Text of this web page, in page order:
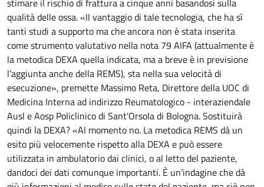
stimare il rischio di frattura a cinque anni basandosi sulla
qualità delle ossa. «Il vantaggio di tale tecnologia, che ha sì
tanti studi a supporto ma che ancora non è stata inserita
come strumento valutativo nella nota 79 AIFA (attualmente è
la metodica DEXA quella indicata, ma a breve è in previsione
l’aggiunta anche della REMS), sta nella sua velocità di
esecuzione», premette Massimo Reta, Direttore della UOC di
Medicina Interna ad indirizzo Reumatologico - interaziendale
Ausl e Aosp Policlinico di Sant'Orsola di Bologna. Sostituirà
quindi la DEXA? «Al momento no. La metodica REMS dà un
esito più velocemente rispetto alla DEXA e può essere
utilizzata in ambulatorio dai clinici, o al letto del paziente,
dandoci dei dati comunque importanti. È un’indagine che dà